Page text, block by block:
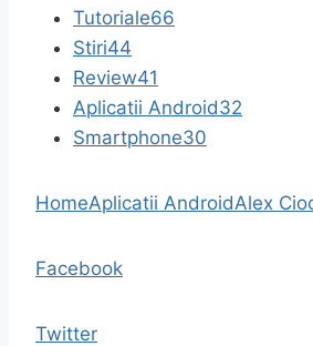
Tutoriale66
Stiri44
Review41
Aplicatii Android32
Smartphone30
HomeAplicatii AndroidAlex
Facebook
Twitter